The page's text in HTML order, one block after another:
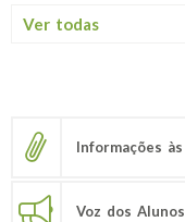
Ver todas
Informações às
Voz dos Alunos